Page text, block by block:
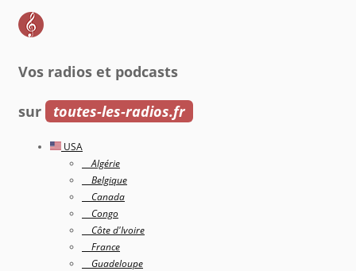
Vos radios et podcasts
sur toutes-les-radios.fr
USA
Algérie
Belgique
Canada
Congo
Côte d'Ivoire
France
Guadeloupe